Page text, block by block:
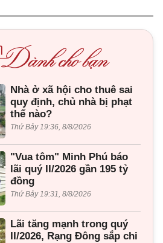
Nhà ở xã hội cho thuê sai
quy định, chủ nhà bị phạt
thế nào?
Thứ Bảy 19:36, 8/8/2026
"Vua tôm" Minh Phú báo
lãi quý II/2026 gần 195 tỷ
đồng
Thứ Bảy 19:31, 8/8/2026
Lãi tăng mạnh trong quý
II/2026, Rạng Đông sắp chi